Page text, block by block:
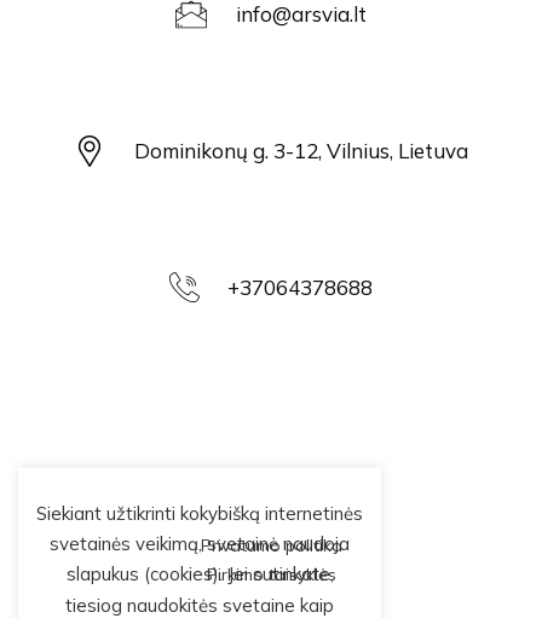
info@arsvia.lt
Dominikonų g. 3-12, Vilnius, Lietuva
+37064378688
Privatumo politika
Pirkimo taisyklės
Siekiant užtikrinti kokybišką internetinės
svetainės veikimą, svetainė naudoja
slapukus (cookies). Jei sutinkate,
tiesiog naudokitės svetaine kaip